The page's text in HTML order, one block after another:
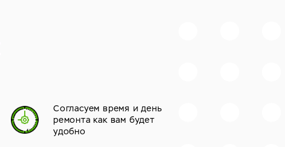
Согласуем время и день
ремонта как вам будет
удобно